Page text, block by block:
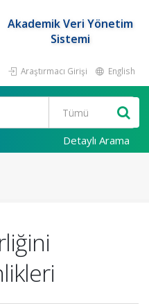
Akademik Veri Yönetim
Sistemi
Araştırmacı Girişi English
Detaylı Arama